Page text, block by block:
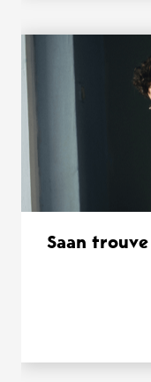
Saan trouve